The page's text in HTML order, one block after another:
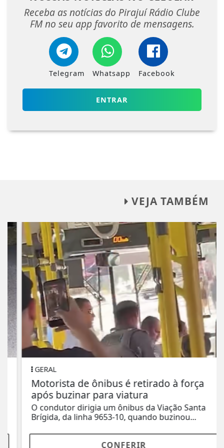
Receba as notícias do Pirajuí Rádio Clube
FM no seu app favorito de mensagens.
Telegram Whatsapp Facebook
ENTRAR
VEJA TAMBÉM
GERAL
Motorista de ônibus é retirado à força
após buzinar para viatura
O condutor dirigia um ônibus da Viação Santa
Brígida, da linha 9653-10, quando buzinou...
CONFERIR